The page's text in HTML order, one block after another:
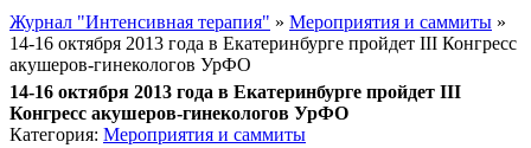
Журнал "Интенсивная терапия" » Мероприятия и саммиты »
14-16 октября 2013 года в Екатеринбурге пройдет III Конгресс
акушеров-гинекологов УрФО
14-16 октября 2013 года в Екатеринбурге пройдет III
Конгресс акушеров-гинекологов УрФО
Категория: Мероприятия и саммиты